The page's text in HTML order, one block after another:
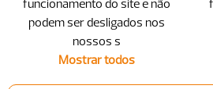
podem ser desligados nos
nossos s
Mostrar todos